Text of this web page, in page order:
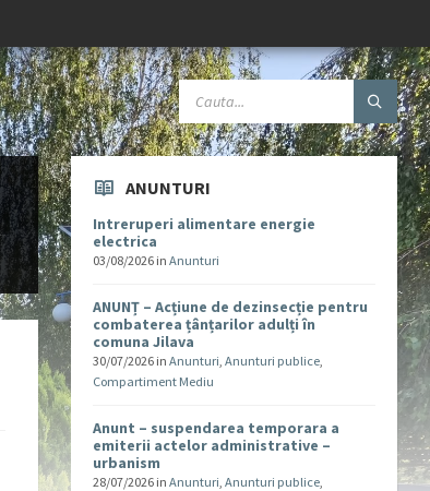
ANUNTURI
Intreruperi alimentare energie
electrica
03/08/2026 inAnunturi
ANUNȚ – Acțiune de dezinsecție pentru
combaterea țânțarilor adulți în
comuna Jilava
30/07/2026 inAnunturi,Anunturi publice,
Compartiment Mediu
Anunt – suspendarea temporara a
emiterii actelor administrative –
urbanism
28/07/2026 inAnunturi,Anunturi publice,